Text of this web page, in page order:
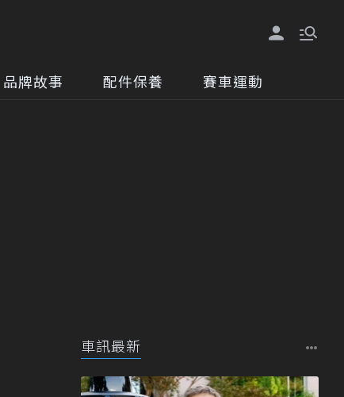
品牌故事 配件保養 賽車運動
車訊最新